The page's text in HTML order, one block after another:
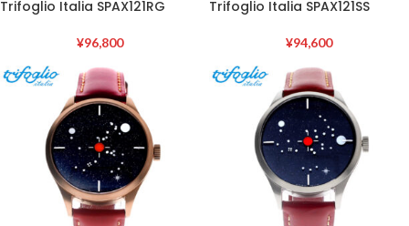
Trifoglio Italia SPAX121RG
¥96,800
Trifoglio Italia SPAX121SS
¥94,600